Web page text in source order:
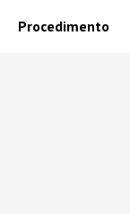
Procedimento